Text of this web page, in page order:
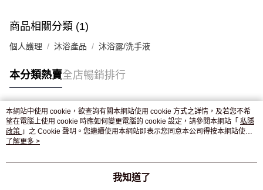
付款後門市自取，訂單確認後2-4個工作天到店，7天內取。逾期後
商品相關分類 (1)
個人護理 沐浴產品 沐浴露/洗手液
本分類熱賣全店暢銷排行
熱門標籤
熱銷排行
本網站中使用 cookie，欲查詢有關本網站使用 cookie 方式之詳情，及若您不希
望在電腦上使用 cookie 時應如何變更電腦的 cookie 設定，請參閱本網站「 私隱
政策 」之 Cookie 聲明。您繼續使用本網站即表示您同意本公司得按本網站使用
條款之 Cookie 聲明使用 cookie。
了解更多 >
我知道了